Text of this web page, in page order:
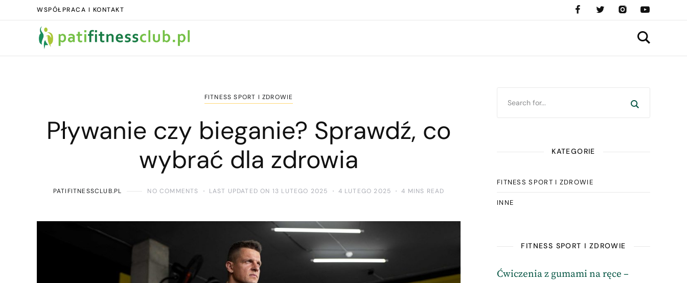
WSPÓŁPRACA I KONTAKT
FITNESS SPORT I ZDROWIE
Pływanie czy bieganie? Sprawdź, co
wybrać dla zdrowia
PATIFITNESSCLUB.PL NO COMMENTS LAST UPDATED ON 13 LUTEGO 2025 4 LUTEGO 2025 4 MINS READ
KATEGORIE
FITNESS SPORT I ZDROWIE
INNE
FITNESS SPORT I ZDROWIE
Ćwiczenia z gumami na ręce –